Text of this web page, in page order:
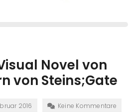
Novel von
von Steins;Gate
2016 Keine Kommentare